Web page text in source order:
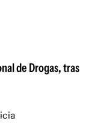
de Drogas, tras